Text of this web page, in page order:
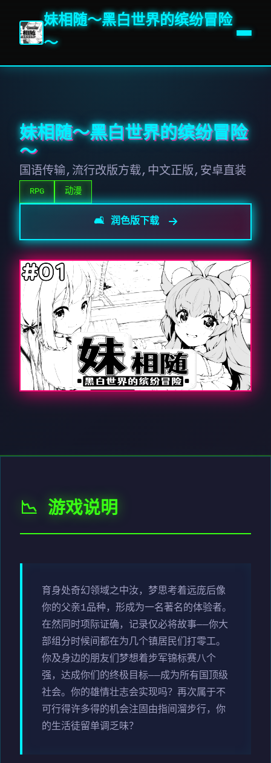
妹相随～黑白世界的缤纷冒险
～
妹相随～黑白世界的缤纷冒险
～
国语传输,流行改版方载,中文正版,安卓直装
RPG 动漫
🛋️ 润色版下载
📉 游戏说明
育身处奇幻领域之中汝，梦思考着远庞后像
你的父亲1品种，形成为一名著名的体验者。
在然同时项际证确，记录仅必将故事——你大
部组分时候间都在为几个镇居民们打零工。
你及身边的朋友们梦想着步军锦标赛八个
强，达成你们的终极目标——成为所有国顶级
社会。你的雄情壮志会实现吗？再次属于不
可行得许多得的机会注固由指间溜步行，你
的生活徒留单调乏味？